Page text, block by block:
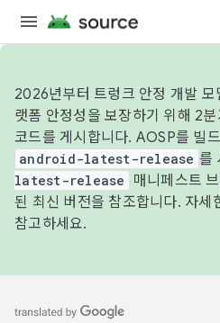
2026년부터 트렁크 안정 개발
랫폼 안정성을 보장하기 위해 2
코드를 게시합니다. AOSP를 빌
android-latest-release 를
latest-release
매니페스트
된 최신 버전을 참조합니다. 자세
참고하세요.